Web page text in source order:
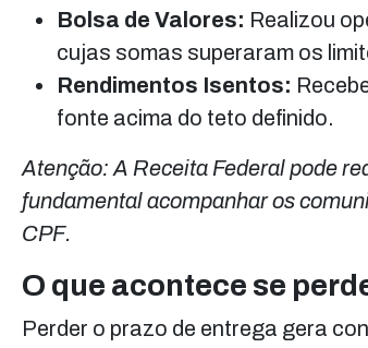
Bolsa de Valores: Realizou
cujas somas superaram os
Rendimentos Isentos:
fonte acima do teto definido.
Atenção: A Receita Federal pode
fundamental acompanhar os
CPF.
O que acontece se
Perder o prazo de entrega gera